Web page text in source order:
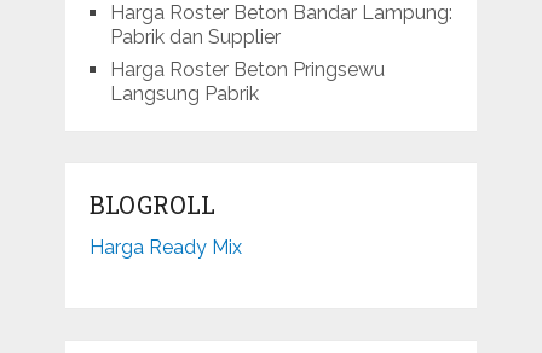
Harga Roster Beton Bandar Lampung:
Pabrik dan Supplier
Harga Roster Beton Pringsewu
Langsung Pabrik
BLOGROLL
Harga Ready Mix